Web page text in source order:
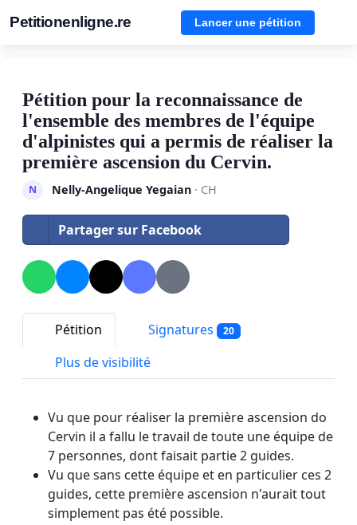
Petitionenligne.re Lancer une pétition
Pétition pour la reconnaissance de
l'ensemble des membres de l'équipe
d'alpinistes qui a permis de réaliser la
première ascension du Cervin.
N Nelly-Angelique Yegaian· CH
Partager sur Facebook
Pétition Signatures 20
Plus de visibilité
Vu que pour réaliser la première ascension do
Cervin il a fallu le travail de toute une équipe de
7 personnes, dont faisait partie 2 guides.
Vu que sans cette équipe et en particulier ces 2
guides, cette première ascension n'aurait tout
simplement pas été possible.